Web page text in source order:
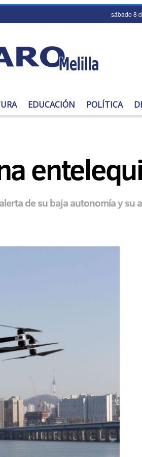
sábado 8
EDUCACIÓN POLÍTICA
de su baja autonomía y su